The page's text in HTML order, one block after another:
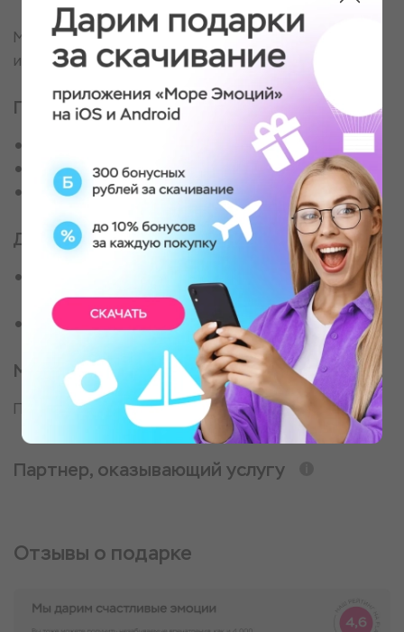
Мастер-класс сопровождается бутылкой
игристого.
Программа мероприятия
Проведение мастер-класса
Бутылка игристого
Для кого
Для всех, кто предпочитает вкушать вино
осознанно
Для истинных ценителей
Место проведения
Прикубанский округ
Партнер, оказывающий услугу
Отзывы о подарке